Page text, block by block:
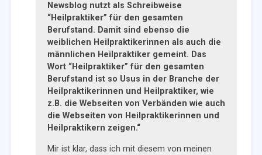
Newsblog nutzt als Schreibweise
“Heilpraktiker” für den gesamten
Berufstand. Damit sind ebenso die
weiblichen Heilpraktikerinnen als auch die
männlichen Heilpraktiker gemeint. Das
Wort “Heilpraktiker” für den gesamten
Berufstand ist so Usus in der Branche der
Heilpraktikerinnen und Heilpraktiker, wie
z.B. die Webseiten von Verbänden wie auch
die Webseiten von Heilpraktikerinnen und
Heilpraktikern zeigen.“
Mir ist klar, dass ich mit diesem von meinen